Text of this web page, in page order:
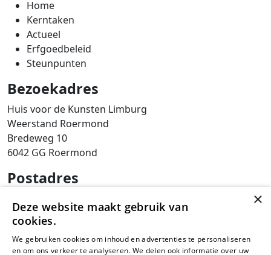
Home
Kerntaken
Actueel
Erfgoedbeleid
Steunpunten
Bezoekadres
Huis voor de Kunsten Limburg
Weerstand Roermond
Bredeweg 10
6042 GG Roermond
Postadres
Postbus 203
6040 AE ROERMOND
steunpunt@sam-limburg.nl
×
Deze website maakt gebruik van
cookies.
We gebruiken cookies om inhoud en advertenties te personaliseren
en om ons verkeer te analyseren. We delen ook informatie over uw